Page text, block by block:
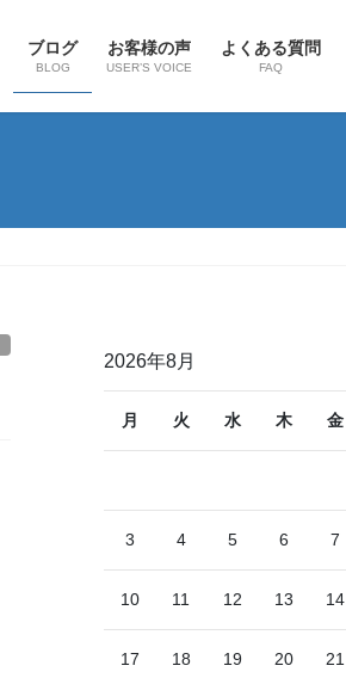
ブログ
BLOG
お客様の声
USER’S VOICE
よくある質問
FAQ
2026年8月
月 火 水 木 金
3 4 5 6 7
10 11 12 13 14
17 18 19 20 21